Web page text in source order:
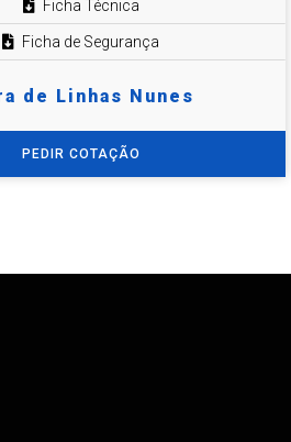
Ficha Técnica
Ficha de Segurança
de Linhas Nunes
PEDIR COTAÇÃO